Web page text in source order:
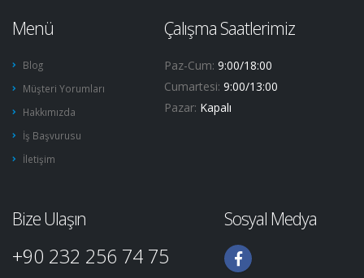
Menü
Blog
Müşteri Yorumları
Hakkımızda
İş Başvurusu
İletişim
Çalışma Saatlerimiz
Paz-Cum: 9:00/18:00
Cumartesi: 9:00/13:00
Pazar: Kapalı
Bize Ulaşın
+90 232 256 74 75
Sosyal Medya